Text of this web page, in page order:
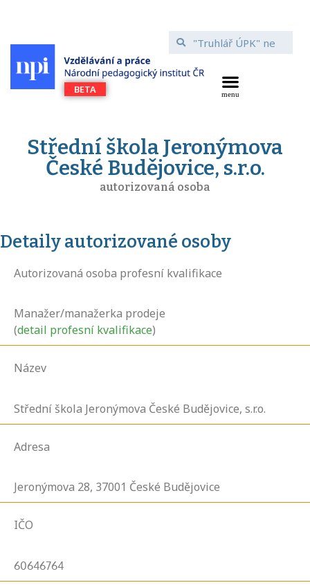
Střední škola Jeronýmova
České Budějovice, s.r.o.
autorizovaná osoba
Detaily autorizované osoby
Autorizovaná osoba profesní kvalifikace
Manažer/manažerka prodeje
(detail profesní kvalifikace)
Název
Střední škola Jeronýmova České Budějovice, s.r.o.
Adresa
Jeronýmova 28, 37001 České Budějovice
IČO
60646764